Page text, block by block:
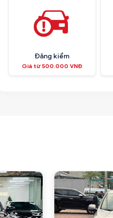
Đăng kiểm
Giá từ 500.000 VNĐ